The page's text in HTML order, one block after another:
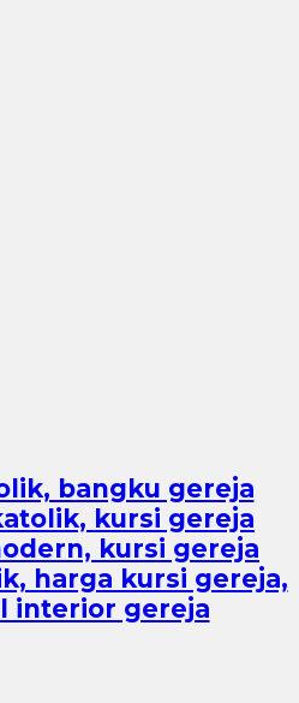
bangku gereja
kursi gereja
kursi gereja
harga kursi gereja,
interior gereja